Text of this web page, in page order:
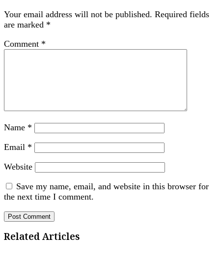
Your email address will not be published. Required fields
are marked *
Comment *
Name *
Email *
Website
Save my name, email, and website in this browser for
the next time I comment.
Related Articles